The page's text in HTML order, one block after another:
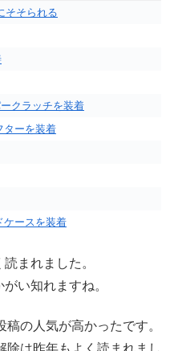
そそられる
クラッチを装着
ターを装着
ケースを装着
まれました。
い知れますね。
の人気が高かったです。